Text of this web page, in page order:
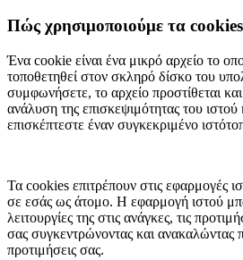
Πώς χρησιμοποιούμε τα cookies
Ένα cookie είναι ένα μικρό αρχείο το
τοποθετηθεί στον σκληρό δίσκο του
συμφωνήσετε, το αρχείο προστίθεται
ανάλυση της επισκεψιμότητας του
επισκέπτεστε έναν συγκεκριμένο
Τα cookies επιτρέπουν στις εφαρμογές
σε εσάς ως άτομο. Η εφαρμογή ιστού
λειτουργίες της στις ανάγκες, τις
σας συγκεντρώνοντας και ανακαλώντας
προτιμήσεις σας.